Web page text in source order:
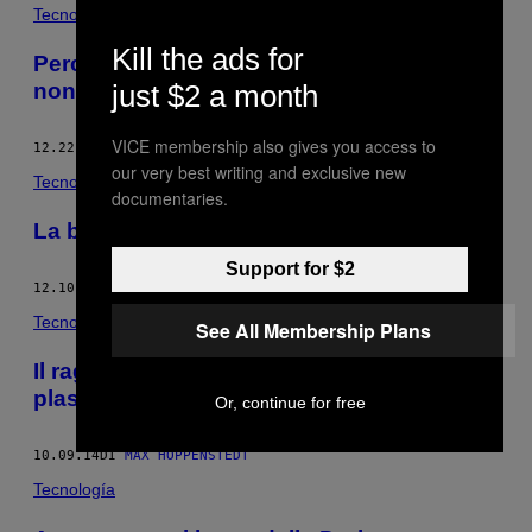
POSTS
BY
THIS
AUTHOR
Tecnología
Perché il video-live dell’attentato di Berlino
non doveva essere cancellato
12.22.16 DI MAX HOPPENSTEDT
Tecnología
La bicicletta più veloce del mondo
12.10.14
Tecnología
Il ragazzo che ripulirà gli oceani dalla
plastica
10.09.14DIMAX HOPPENSTEDT
Tecnología
Kill the ads for
just $2 a month
VICE membership also gives you access to
our very best writing and exclusive new
documentaries.
Support for $2
See All Membership Plans
Or, continue for free